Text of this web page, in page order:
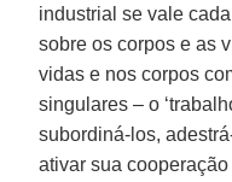
industrial se vale
sobre os corpos e as
vidas e nos corpos
singulares – o
subordiná-los,
ativar sua